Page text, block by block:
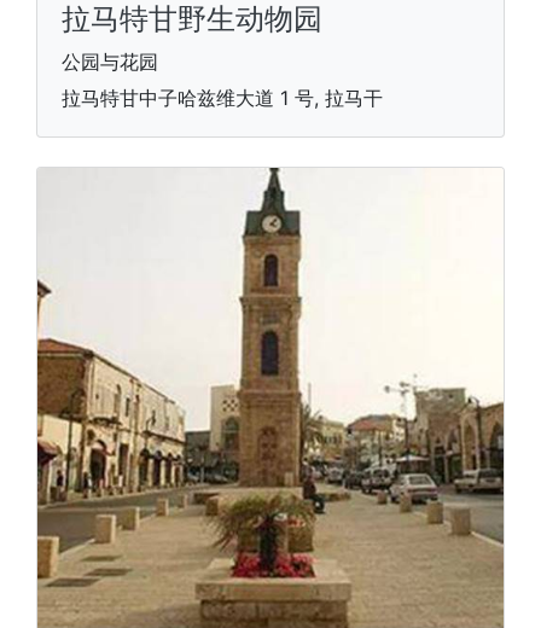
拉马特甘野生动物园
公园与花园
拉马特甘中子哈兹维大道 1 号, 拉马干